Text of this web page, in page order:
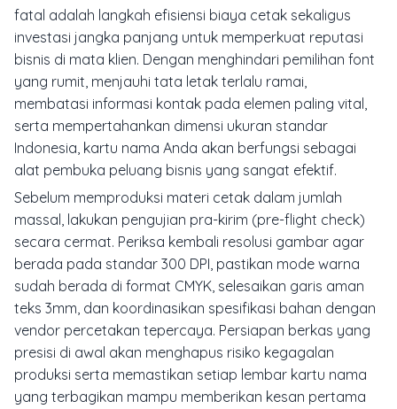
fatal adalah langkah efisiensi biaya cetak sekaligus
investasi jangka panjang untuk memperkuat reputasi
bisnis di mata klien. Dengan menghindari pemilihan font
yang rumit, menjauhi tata letak terlalu ramai,
membatasi informasi kontak pada elemen paling vital,
serta mempertahankan dimensi ukuran standar
Indonesia, kartu nama Anda akan berfungsi sebagai
alat pembuka peluang bisnis yang sangat efektif.
Sebelum memproduksi materi cetak dalam jumlah
massal, lakukan pengujian pra-kirim (pre-flight check)
secara cermat. Periksa kembali resolusi gambar agar
berada pada standar 300 DPI, pastikan mode warna
sudah berada di format CMYK, selesaikan garis aman
teks 3mm, dan koordinasikan spesifikasi bahan dengan
vendor percetakan tepercaya. Persiapan berkas yang
presisi di awal akan menghapus risiko kegagalan
produksi serta memastikan setiap lembar kartu nama
yang terbagikan mampu memberikan kesan pertama